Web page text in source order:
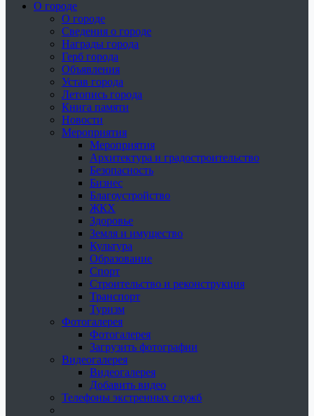
О городе
О городе
Сведения о городе
Награды города
Герб города
Объявления
Устав города
Летопись города
Книга памяти
Новости
Мероприятия
Мероприятия
Архитектура и градостроительство
Безопасность
Бизнес
Благоустройство
ЖКХ
Здоровье
Земля и имущество
Культура
Образование
Спорт
Строительство и реконструкция
Транспорт
Туризм
Фотогалерея
Фотогалерея
Загрузить фотографии
Видеогалерея
Видеогалерея
Добавить видео
Телефоны экстренных служб